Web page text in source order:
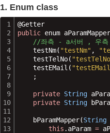
1. Enum class
1
2
3
4
5
6
7
8
9
10
11
12
13
@Getter
public enum
//좌측 - a서버 , 우측
testNm( "testNm" ,
testTelNo(
testEMail(
;
private String
private String
bParamMapper(String
this .aParam =